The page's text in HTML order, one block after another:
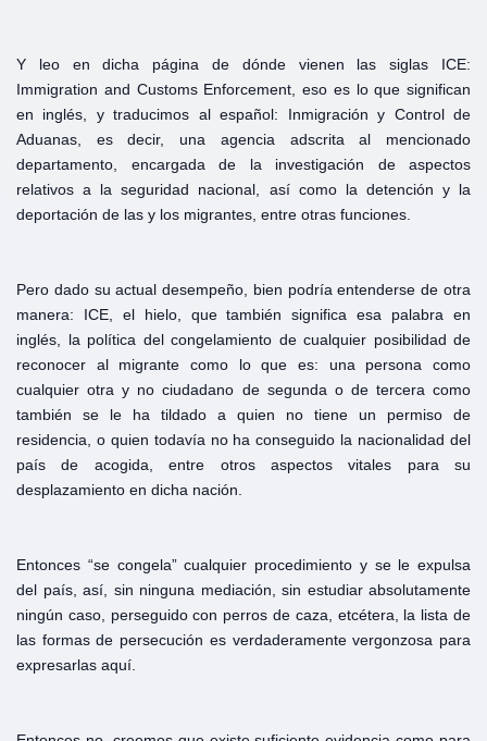
Y leo en dicha página de dónde vienen las siglas ICE:
Immigration and Customs Enforcement, eso es lo que significan
en inglés, y traducimos al español: Inmigración y Control de
Aduanas, es decir, una agencia adscrita al mencionado
departamento, encargada de la investigación de aspectos
relativos a la seguridad nacional, así como la detención y la
deportación de las y los migrantes, entre otras funciones.
Pero dado su actual desempeño, bien podría entenderse de otra
manera: ICE, el hielo, que también significa esa palabra en
inglés, la política del congelamiento de cualquier posibilidad de
reconocer al migrante como lo que es: una persona como
cualquier otra y no ciudadano de segunda o de tercera como
también se le ha tildado a quien no tiene un permiso de
residencia, o quien todavía no ha conseguido la nacionalidad del
país de acogida, entre otros aspectos vitales para su
desplazamiento en dicha nación.
Entonces “se congela” cualquier procedimiento y se le expulsa
del país, así, sin ninguna mediación, sin estudiar absolutamente
ningún caso, perseguido con perros de caza, etcétera, la lista de
las formas de persecución es verdaderamente vergonzosa para
expresarlas aquí.